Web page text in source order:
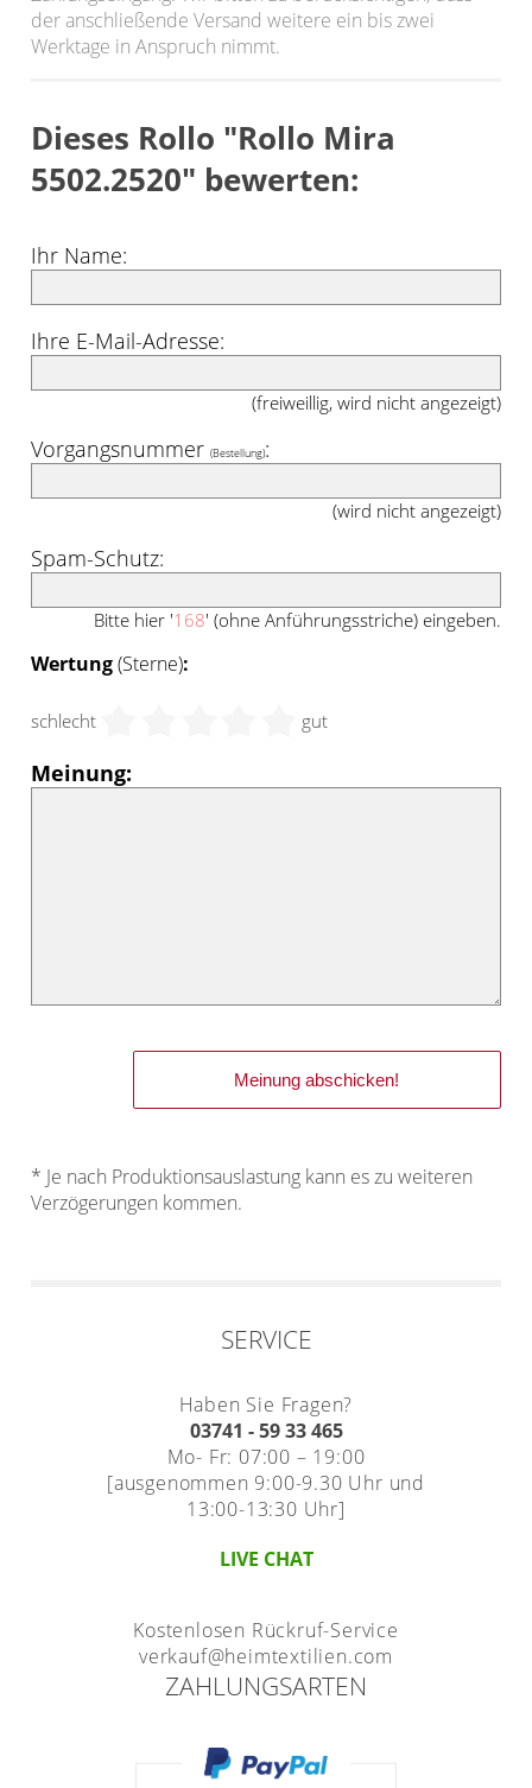
der anschließende Versand weitere ein bis zwei
Werktage in Anspruch nimmt.
Dieses Rollo "Rollo Mira
5502.2520" bewerten:
Ihr Name:
Ihre E-Mail-Adresse:
(freiweillig, wird nicht angezeigt)
Vorgangsnummer(Bestellung):
(wird nicht angezeigt)
Spam-Schutz:
Bitte hier '168' (ohne Anführungsstriche) eingeben.
Wertung(Sterne):
schlecht gut
Meinung:
* Je nach Produktionsauslastung kann es zu weiteren
Verzögerungen kommen.
SERVICE
Haben Sie Fragen?
03741 - 59 33 465
Mo- Fr: 07:00 – 19:00
[ausgenommen 9:00-9.30 Uhr und
13:00-13:30 Uhr]
LIVE CHAT
Kostenlosen Rückruf-Service
verkauf@heimtextilien.com
ZAHLUNGSARTEN